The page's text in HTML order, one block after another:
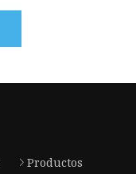
Productos